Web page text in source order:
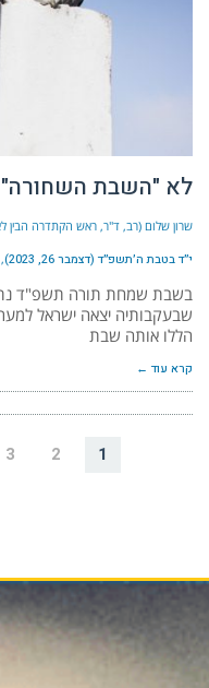
לא "השבת השחורה"
שרון שלום (רב, ד"ר, ראש הקתדרה הבין
י״ד בטבת ה׳תשפ״ד (דצמבר 26, 2023)
בשבת שמחת תורה תשפ"ד
שבעקבותיה יצאה ישראל
הללו אותה שבת
קרא עוד ←
1
2
3